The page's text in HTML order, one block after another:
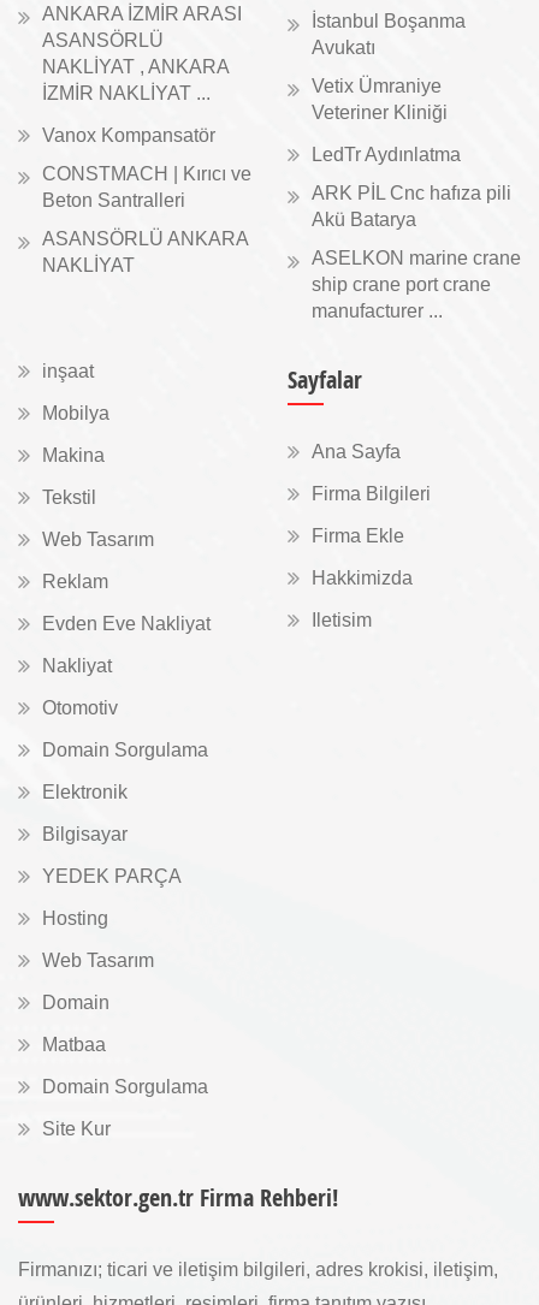
ANKARA İZMİR ARASI
ASANSÖRLÜ
NAKLİYAT , ANKARA
İZMİR NAKLİYAT ...
Vanox Kompansatör
CONSTMACH | Kırıcı ve
Beton Santralleri
ASANSÖRLÜ ANKARA
NAKLİYAT
İstanbul Boşanma
Avukatı
Vetix Ümraniye
Veteriner Kliniği
LedTr Aydınlatma
ARK PİL Cnc hafıza pili
Akü Batarya
ASELKON marine crane
ship crane port crane
manufacturer ...
inşaat
Mobilya
Makina
Tekstil
Web Tasarım
Reklam
Evden Eve Nakliyat
Nakliyat
Otomotiv
Domain Sorgulama
Elektronik
Bilgisayar
YEDEK PARÇA
Hosting
Web Tasarım
Domain
Matbaa
Domain Sorgulama
Site Kur
Sayfalar
Ana Sayfa
Firma Bilgileri
Firma Ekle
Hakkimizda
Iletisim
www.sektor.gen.tr Firma Rehberi!
Firmanızı; ticari ve iletişim bilgileri, adres krokisi, iletişim,